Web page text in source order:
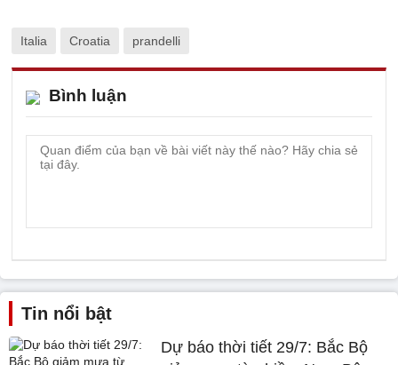
Italia Croatia prandelli
Bình luận
Tin nổi bật
Dự báo thời tiết 29/7: Bắc Bộ